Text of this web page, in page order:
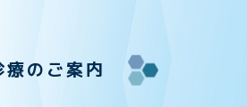
療のご案内